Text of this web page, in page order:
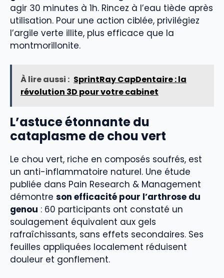
agir 30 minutes à 1h. Rincez à l’eau tiède après
utilisation. Pour une action ciblée, privilégiez
l’argile verte illite, plus efficace que la
montmorillonite.
À lire aussi : SprintRay CapDentaire : la
révolution 3D pour votre cabinet
L’astuce étonnante du
cataplasme de chou vert
Le chou vert, riche en composés soufrés, est
un anti-inflammatoire naturel. Une étude
publiée dans Pain Research & Management
démontre son efficacité pour l’arthrose du
genou : 60 participants ont constaté un
soulagement équivalent aux gels
rafraîchissants, sans effets secondaires. Ses
feuilles appliquées localement réduisent
douleur et gonflement.